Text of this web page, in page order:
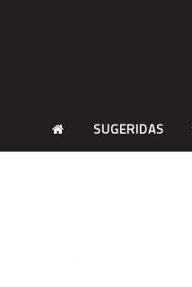
SUGERIDAS